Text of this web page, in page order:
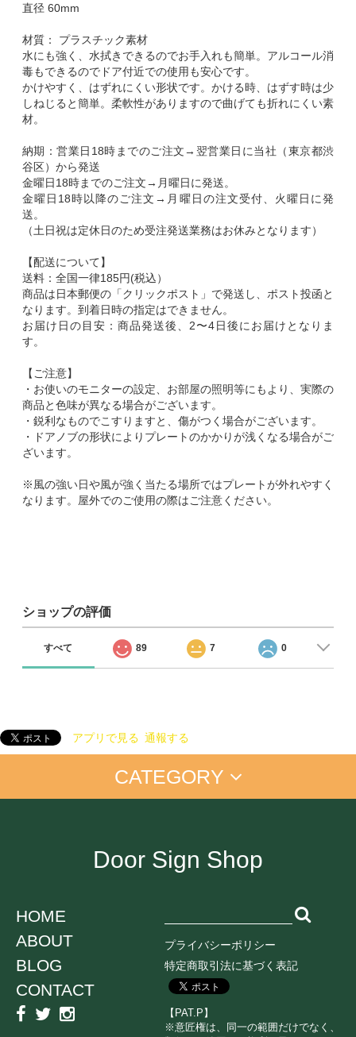
直径 60mm
材質： プラスチック素材
水にも強く、水拭きできるのでお手入れも簡単。アルコール消
毒もできるのでドア付近での使用も安心です。
かけやすく、はずれにくい形状です。かける時、はずす時は少
しねじると簡単。柔軟性がありますので曲げても折れにくい素
材。
納期：営業日18時までのご注文→翌営業日に当社（東京都渋
谷区）から発送
金曜日18時までのご注文→月曜日に発送。
金曜日18時以降のご注文→月曜日の注文受付、火曜日に発
送。
（土日祝は定休日のため受注発送業務はお休みとなります）
【配送について】
送料：全国一律185円(税込）
商品は日本郵便の「クリックポスト」で発送し、ポスト投函と
なります。到着日時の指定はできません。
お届け日の目安：商品発送後、2〜4日後にお届けとなりま
す。
【ご注意】
・お使いのモニターの設定、お部屋の照明等にもより、実際の
商品と色味が異なる場合がございます。
・鋭利なものでこすりますと、傷がつく場合がございます。
・ドアノブの形状によりプレートのかかりが浅くなる場合がご
ざいます。
※風の強い日や風が強く当たる場所ではプレートが外れやすく
なります。屋外でのご使用の際はご注意ください。
ショップの評価
すべて 89 7 0
アプリで見る 通報する
CATEGORY
アイム ドラえもん 手書きプレート
お仕事に 店舗向け ご自宅に
消毒・衛生 子育て
ミュージック スポーツ エンジョイ系
Door Sign Shop
HOME
ABOUT
BLOG
CONTACT
プライバシーポリシー
特定商取引法に基づく表記
【PAT.P】
※意匠権は、同一の範囲だけでなく、